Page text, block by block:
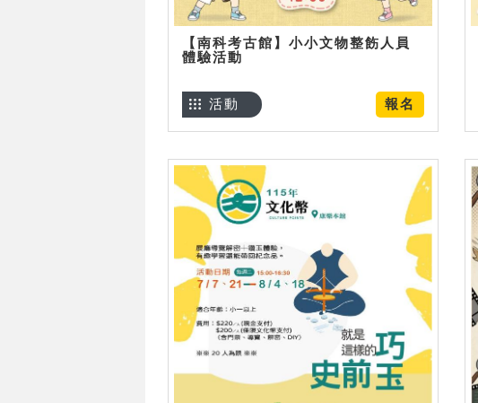
【南科考古館】小小文物整飭人員
體驗活動
報名
活動